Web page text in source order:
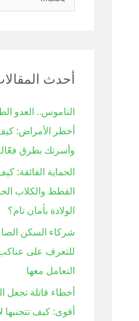
ث
ن
:
أحدث
الناموس.. العدو
أخطر الأمراض:
وأسرتك بطرق
الحماية الفائقة:
القطط والكلاب
الولادة بأمان تام؟
شركاء السكن
للتعرف على عناكب
التعامل معها
أخطاء قاتلة تجعل
أقوى: كيف تتجنبها